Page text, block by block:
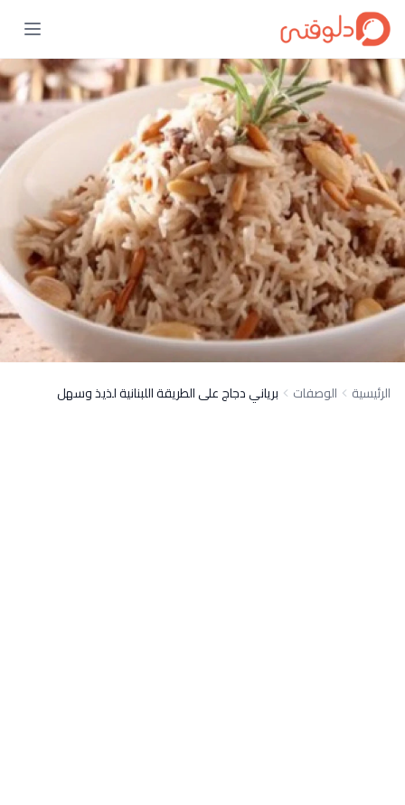
الرئيسية الوصفات برياني دجاج على الطريقة اللبنانية لذيذ وسهل